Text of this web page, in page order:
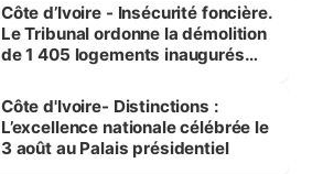
Côte d’Ivoire - Insécurité foncière.
Le Tribunal ordonne la démolition
de 1 405 logements inaugurés
Bassam
Côte d'Ivoire- Distinctions :
L’excellence nationale célébrée le
3 août au Palais présidentiel